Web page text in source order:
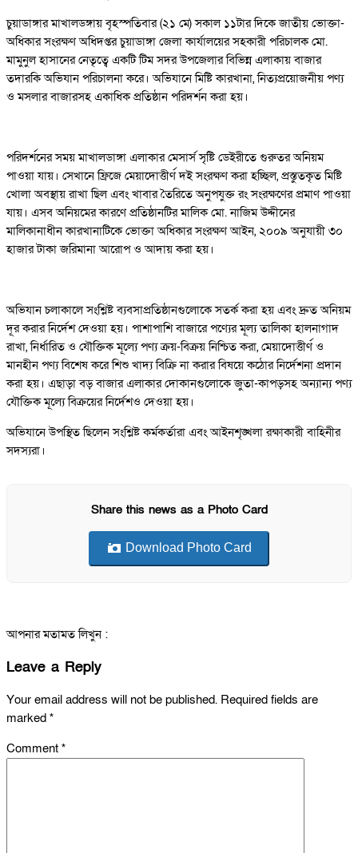
চুয়াডাঙ্গার মাখালডঙ্গায় বৃহস্পতিবার (২১ মে) সকাল ১১টার দিকে জাতীয় ভোক্তা-
অধিকার সংরক্ষণ অধিদপ্তর চুয়াডাঙ্গা জেলা কার্যালয়ের সহকারী পরিচালক মো.
মামুনুল হাসানের নেতৃত্বে একটি টিম সদর উপজেলার বিভিন্ন এলাকায় বাজার
তদারকি অভিযান পরিচালনা করে। অভিযানে মিষ্টি কারখানা, নিত্যপ্রয়োজনীয় পণ্য
ও মসলার বাজারসহ একাধিক প্রতিষ্ঠান পরিদর্শন করা হয়।
পরিদর্শনের সময় মাখালডাঙ্গা এলাকার মেসার্স সৃষ্টি ডেইরীতে গুরুতর অনিয়ম
পাওয়া যায়। সেখানে ফ্রিজে মেয়াদোত্তীর্ণ দই সংরক্ষণ করা হচ্ছিল, প্রস্তুতকৃত মিষ্টি
খোলা অবস্থায় রাখা ছিল এবং খাবার তৈরিতে অনুপযুক্ত রং সংরক্ষণের প্রমাণ পাওয়া
যায়। এসব অনিয়মের কারণে প্রতিষ্ঠানটির মালিক মো. নাজিম উদ্দীনের
মালিকানাধীন কারখানাটিকে ভোক্তা অধিকার সংরক্ষণ আইন, ২০০৯ অনুযায়ী ৩০
হাজার টাকা জরিমানা আরোপ ও আদায় করা হয়।
অভিযান চলাকালে সংশ্লিষ্ট ব্যবসাপ্রতিষ্ঠানগুলোকে সতর্ক করা হয় এবং দ্রুত অনিয়ম
দূর করার নির্দেশ দেওয়া হয়। পাশাপাশি বাজারে পণ্যের মূল্য তালিকা হালনাগাদ
রাখা, নির্ধারিত ও যৌক্তিক মূল্যে পণ্য ক্রয়-বিক্রয় নিশ্চিত করা, মেয়াদোত্তীর্ণ ও
মানহীন পণ্য বিশেষ করে শিশু খাদ্য বিক্রি না করার বিষয়ে কঠোর নির্দেশনা প্রদান
করা হয়। এছাড়া বড় বাজার এলাকার দোকানগুলোকে জুতা-কাপড়সহ অন্যান্য পণ্য
যৌক্তিক মূল্যে বিক্রয়ের নির্দেশও দেওয়া হয়।
অভিযানে উপস্থিত ছিলেন সংশ্লিষ্ট কর্মকর্তারা এবং আইনশৃঙ্খলা রক্ষাকারী বাহিনীর
সদস্যরা।
Share this news as a Photo Card
Download Photo Card
আপনার মতামত লিখুন :
Leave a Reply
Your email address will not be published. Required fields are
marked *
Comment *